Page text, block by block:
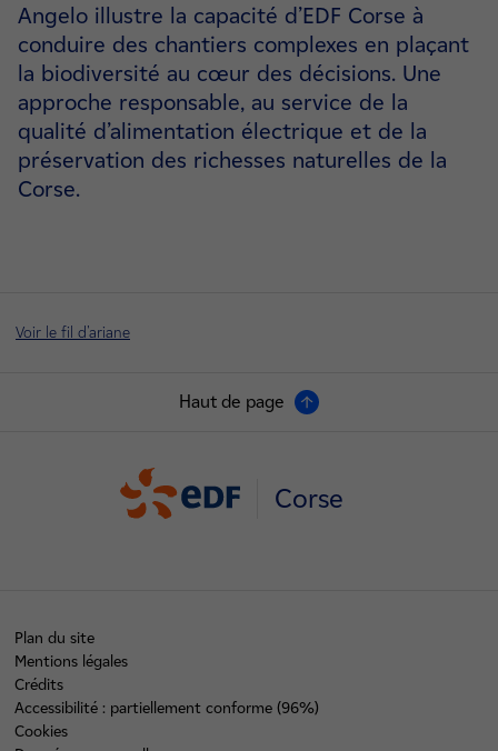
Angelo illustre la capacité d’EDF Corse à
conduire des chantiers complexes en plaçant
la biodiversité au cœur des décisions. Une
approche responsable, au service de la
qualité d’alimentation électrique et de la
préservation des richesses naturelles de la
Corse.
Voir le fil d'ariane
Haut de page
Corse
Plan du site
Mentions légales
Crédits
Accessibilité : partiellement conforme (96%)
Cookies